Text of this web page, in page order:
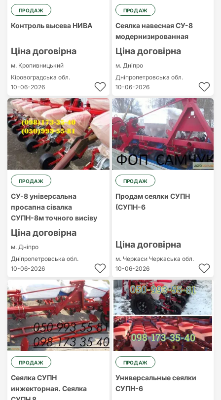
ПРОДАЖ
Контроль высева НИВА
Ціна договірна
м. Кропивницький
Кіровоградська обл.
10-06-2026
ПРОДАЖ
Сеялка навесная СУ-8
модернизированная
Ціна договірна
м. Дніпро
Дніпропетровська обл.
10-06-2026
ПРОДАЖ
СУ-8 універсальна
просапна сівалка
СУПН-8м точного висіву
Ціна договірна
м. Дніпро
Дніпропетровська обл.
10-06-2026
ПРОДАЖ
Продам сеялки СУПН
(СУПН-6
Ціна договірна
м. Черкаси Черкаська обл.
10-06-2026
ПРОДАЖ
Сеялка СУПН
инжекторная. Сеялка
ПРОДАЖ
Универсальные сеялки
СУПН-6